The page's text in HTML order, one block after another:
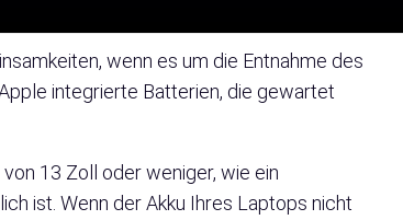
wenn es um die Entnahme des
integrierte Batterien, die gewartet
13 Zoll oder weniger, wie ein
ist. Wenn der Akku Ihres Laptops nicht